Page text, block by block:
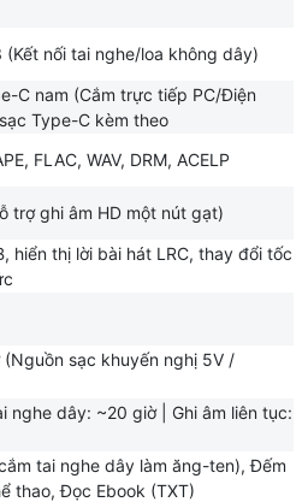
(Kết nối tai nghe/loa không dây)
C nam (Cắm trực tiếp PC/Điện
Type-C kèm theo
FLAC, WAV, DRM, ACELP
trợ ghi âm HD một nút gạt)
hiển thị lời bài hát LRC, thay đổi tốc
(Nguồn sạc khuyến nghị 5V /
nghe dây: ~20 giờ | Ghi âm liên tục:
tai nghe dây làm ăng-ten), Đếm
thao, Đọc Ebook (TXT)